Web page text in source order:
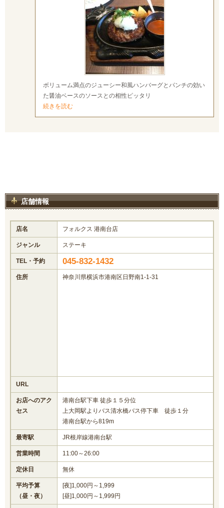
ボリューム満点のジューシー和風ハンバーグとパンチの効い
た醤油ベースのソースとの相性ピッタリ
続きを読む
店舗情報
店名 フォルクス 港南台店
ジャンル ステーキ
TEL・予約 045-832-1432
住所 神奈川県横浜市港南区日野南1-1-31
URL
お店へのアク
セス
港南台駅下車 徒歩１５分位
上大岡駅よりバス清水橋バス停下車 徒歩１分
港南台駅から819m
最寄駅 JR根岸線港南台駅
営業時間 11:00～26:00
定休日 無休
平均予算
（昼・夜）
[夜]1,000円～1,999
[昼]1,000円～1,999円